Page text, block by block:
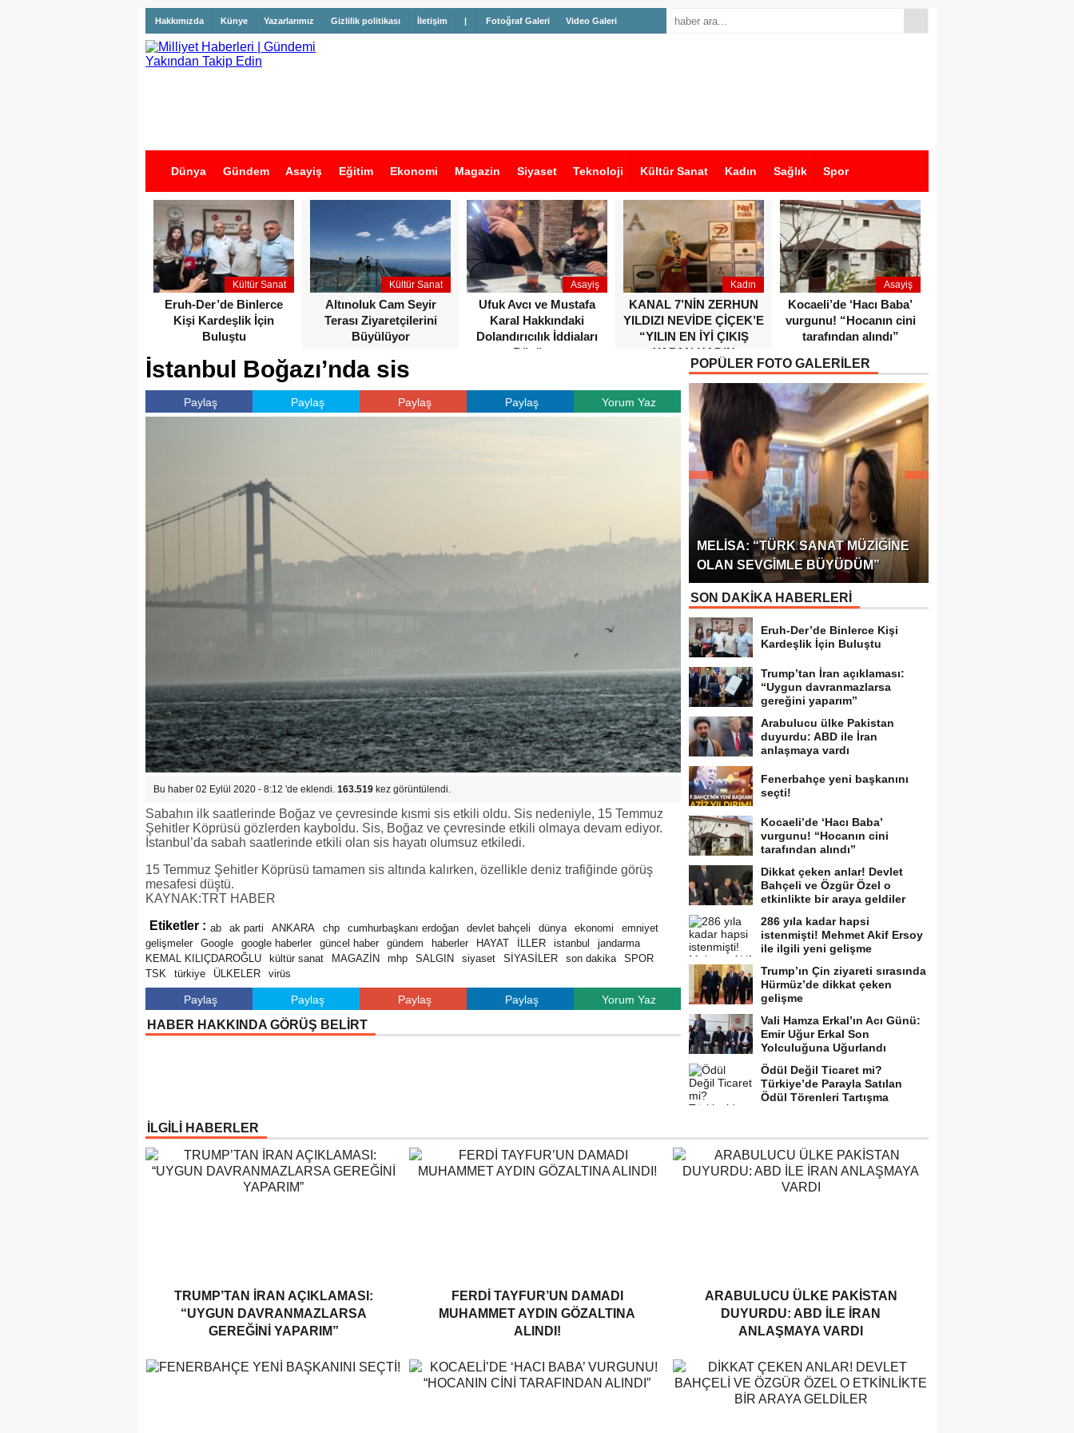
Hakkımızda Künye Yazarlarımız Gizlilik politikası İletişim | Fotoğraf Galeri Video Galeri
Dünya Gündem Asayiş Eğitim Ekonomi Magazin Siyaset Teknoloji Kültür Sanat Kadın Sağlık Spor
İş İlanları
Kültür Sanat
Eruh-Der’de Binlerce
Kişi Kardeşlik İçin
Buluştu
Kültür Sanat
Altınoluk Cam Seyir
Terası Ziyaretçilerini
Büyülüyor
Asayiş
Ufuk Avcı ve Mustafa
Karal Hakkındaki
Dolandırıcılık İddiaları
Büyüyor
Kadın
KANAL 7’NİN ZERHUN
YILDIZI NEVİDE ÇİÇEK’E
“YILIN EN İYİ ÇIKIŞ
YAPAN KADIN
OYUNCUSU” ÖDÜLÜ!
Asayiş
Kocaeli’de ‘Hacı Baba’
vurgunu! “Hocanın cini
tarafından alındı”
İstanbul Boğazı’nda sis
Paylaş Paylaş Paylaş Paylaş Yorum Yaz
Bu haber 02 Eylül 2020 - 8:12 'de eklendi. 163.519 kez görüntülendi.
Sabahın ilk saatlerinde Boğaz ve çevresinde kısmi sis etkili oldu. Sis nedeniyle, 15 Temmuz
Şehitler Köprüsü gözlerden kayboldu. Sis, Boğaz ve çevresinde etkili olmaya devam ediyor.
İstanbul’da sabah saatlerinde etkili olan sis hayatı olumsuz etkiledi.
15 Temmuz Şehitler Köprüsü tamamen sis altında kalırken, özellikle deniz trafiğinde görüş
mesafesi düştü.
KAYNAK:TRT HABER
Etiketler : ab ak parti ANKARA chp cumhurbaşkanı erdoğan devlet bahçeli dünya ekonomi
emniyet
gelişmeler
Google google haberler güncel haber gündem haberler HAYAT İLLER istanbul
jandarma
KEMAL KILIÇDAROĞLU
kültür sanat MAGAZİN mhp SALGIN siyaset SİYASİLER son dakika
SPOR
TSK
türkiye ÜLKELER virüs
Paylaş Paylaş Paylaş Paylaş Yorum Yaz
HABER HAKKINDA GÖRÜŞ BELİRT
POPÜLER FOTO GALERİLER
MELISA: “TÜRK SANAT MÜZIĞINE
OLAN SEVGIMLE BÜYÜDÜM”
SON DAKİKA HABERLERİ
Eruh-Der’de Binlerce Kişi
Kardeşlik İçin Buluştu
Trump’tan İran açıklaması:
“Uygun davranmazlarsa
gereğini yaparım”
Arabulucu ülke Pakistan
duyurdu: ABD ile İran
anlaşmaya vardı
Fenerbahçe yeni başkanını
seçti!
Kocaeli’de ‘Hacı Baba’
vurgunu! “Hocanın cini
tarafından alındı”
Dikkat çeken anlar! Devlet
Bahçeli ve Özgür Özel o
etkinlikte bir araya geldiler
286 yıla kadar hapsi
istenmişti! Mehmet Akif Ersoy
ile ilgili yeni gelişme
Trump’ın Çin ziyareti sırasında
Hürmüz’de dikkat çeken
gelişme
Vali Hamza Erkal’ın Acı Günü:
Emir Uğur Erkal Son
Yolculuğuna Uğurlandı
Ödül Değil Ticaret mi?
Türkiye’de Parayla Satılan
Ödül Törenleri Tartışma
İLGİLİ HABERLER
TRUMP’TAN İRAN AÇIKLAMASI:
“UYGUN DAVRANMAZLARSA
GEREĞINI YAPARIM”
FERDI TAYFUR’UN DAMADI
MUHAMMET AYDIN GÖZALTINA
ALINDI!
ARABULUCU ÜLKE PAKISTAN
DUYURDU: ABD ILE İRAN
ANLAŞMAYA VARDI